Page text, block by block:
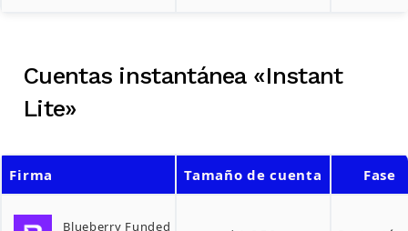
Cuentas instantánea «Instant
Lite»
Firma Tamaño de cuenta Fase
Blueberry Funded